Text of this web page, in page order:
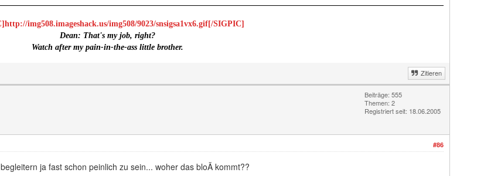
img508.imageshack.us/img508/9023/snsigsa1vx6.gif[/SIGPIC]
Dean: That's my job, right?
Watch after my pain-in-the-ass little brother.
Zitieren
Beiträge: 555
Themen: 2
Registriert seit: 18.06.2005
#86
ja fast schon peinlich zu sein... woher das bloÃ kommt??